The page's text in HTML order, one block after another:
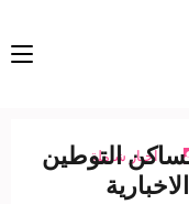
اخبار شاملةالتوطين